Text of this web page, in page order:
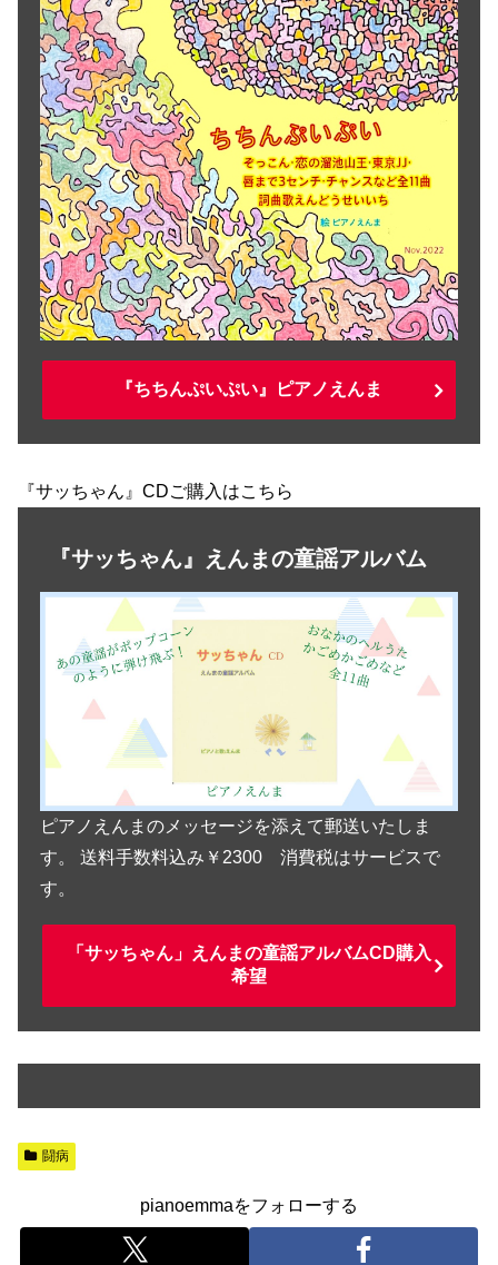
『ちちんぷいぷい』ピアノえんま
『サッちゃん』CDご購入はこちら
『サッちゃん』えんまの童謡アルバム
ピアノえんまのメッセージを添えて郵送いたしま
す。 送料手数料込み￥2300 消費税はサービスで
す。
「サッちゃん」えんまの童謡アルバムCD購入
希望
闘病
pianoemmaをフォローする